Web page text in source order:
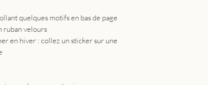
quelques motifs en bas de page
ruban velours
en hiver : collez un sticker sur une